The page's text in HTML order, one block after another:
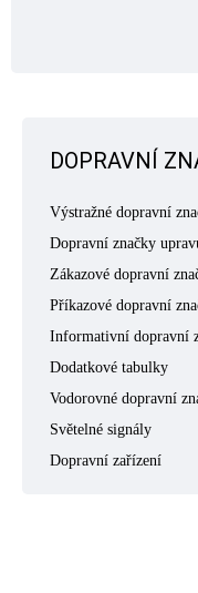
DOPRAVNÍ
Výstražné dopravní
Dopravní značky
Zákazové dopravní
Příkazové dopravní
Informativní dopravní
Dodatkové tabulky
Vodorovné dopravní
Světelné signály
Dopravní zařízení